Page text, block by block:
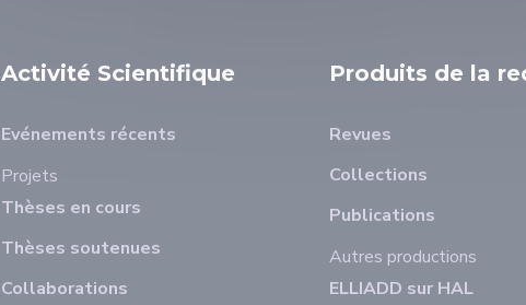
Activité Scientifique
Evénements récents
Projets
Thèses en cours
Thèses soutenues
Collaborations
Produits de la
Revues
Collections
Publications
Autres productions
ELLIADD sur HAL